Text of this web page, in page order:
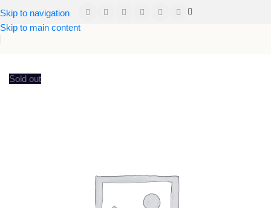
Skip to navigation
Skip to main content
Sold out